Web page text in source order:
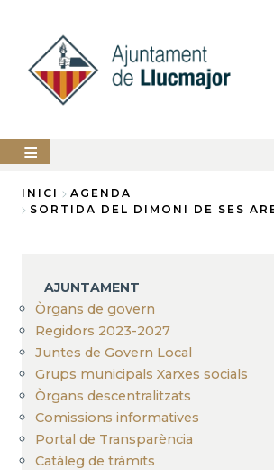
contingut
AJUNTAMENT
PERFIL
DEL
CONTRACTANT
ANUNCIS
INICI
AGENDA
SORTIDA DEL DIMONI DE SES
AJUNTAMENT
Òrgans de govern
Regidors 2023-2027
Juntes de Govern Local
Grups municipals Xarxes socials
Òrgans descentralitzats
Comissions informatives
Portal de Transparència
Catàleg de tràmits